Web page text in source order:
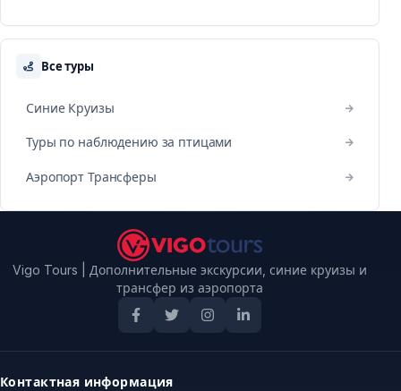
Все туры
Синие Круизы
Туры по наблюдению за птицами
Аэропорт Трансферы
Vigo Tours | Дополнительные экскурсии, синие круизы и
трансфер из аэропорта
Контактная информация